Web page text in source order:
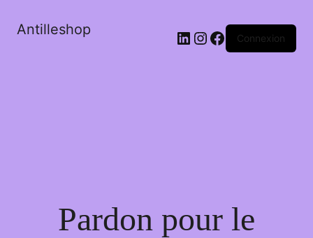
Antilleshop LinkedIn
Instagram
Facebook
Connexion
Pardon pour le